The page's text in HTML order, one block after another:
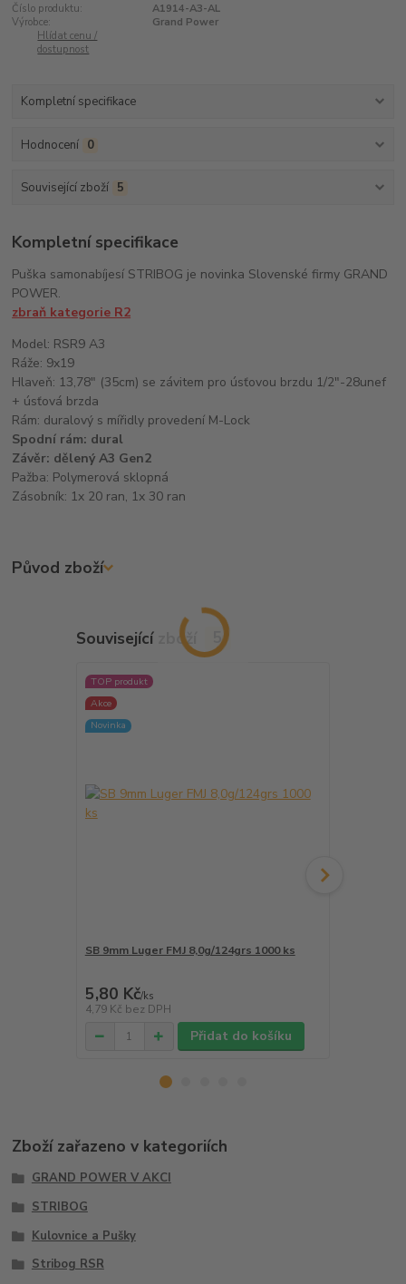
Číslo produktu:
A1914-A3-AL
Výrobce:
Grand Power
Hlídat cenu /
dostupnost
Kompletní specifikace
Hodnocení 0
Související zboží 5
Kompletní specifikace
Puška samonabíjesí STRIBOG je novinka Slovenské firmy GRAND
POWER.
zbraň kategorie R2
Model: RSR9 A3
Ráže: 9x19
Hlaveň: 13,78" (35cm) se závitem pro úsťovou brzdu 1/2"-28unef
+ úsťová brzda
Rám: duralový s mířidly provedení M-Lock
Spodní rám: dural
Závěr: dělený A3 Gen2
Pažba: Polymerová sklopná
Zásobník: 1x 20 ran, 1x 30 ran
Původ zboží
Související zboží 5
TOP produkt
Akce
Novinka
SB 9mm Luger FMJ 8,0g/124grs 1000 ks
5,80 Kč/ks
4,79 Kč bez DPH
Přidat do košíku
Zboží zařazeno v kategoriích
GRAND POWER V AKCI
STRIBOG
Kulovnice a Pušky
Stribog RSR